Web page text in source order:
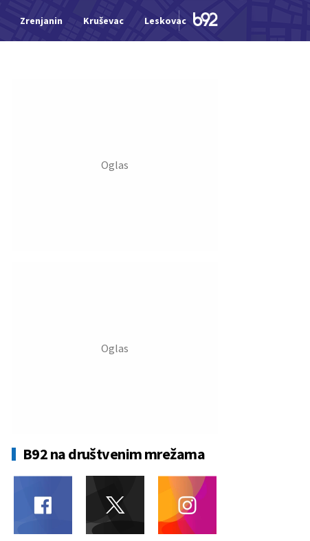
Zrenjanin Kruševac Leskovac Jagodina
B92 na društvenim mrežama